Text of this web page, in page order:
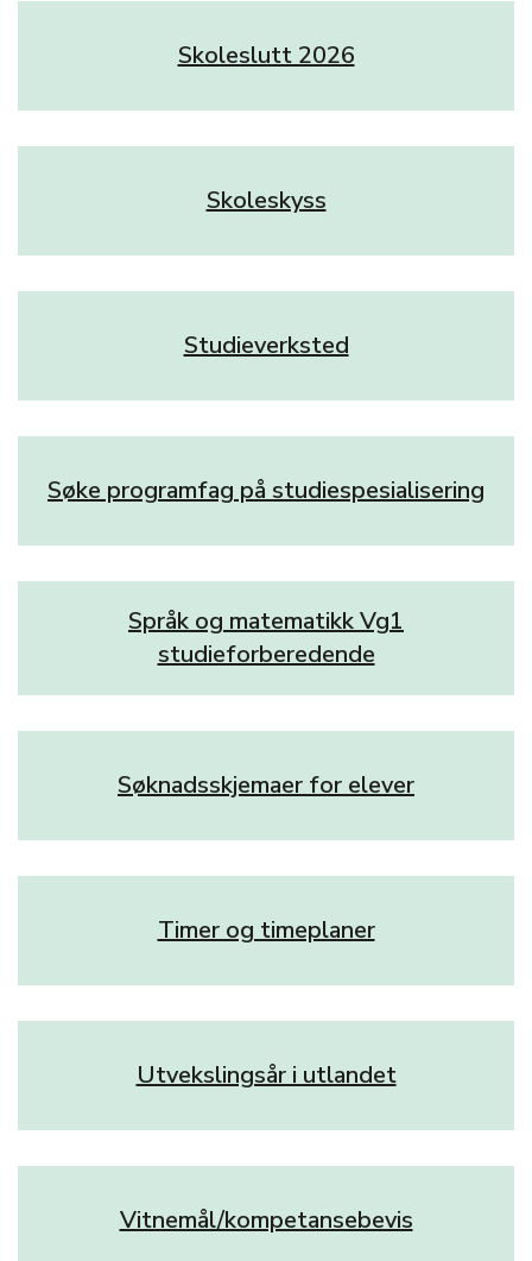
Skoleslutt 2026
Skoleskyss
Studieverksted
Søke programfag på studiespesialisering
Språk og matematikk Vg1
studieforberedende
Søknadsskjemaer for elever
Timer og timeplaner
Utvekslingsår i utlandet
Vitnemål/kompetansebevis